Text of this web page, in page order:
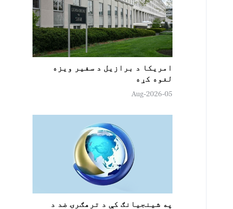
امریکا د برازیل د سفیر ویزه
لغوه کړه
05-Aug-2026
په شينجيانګ کې د ترهګرۍ ضد د